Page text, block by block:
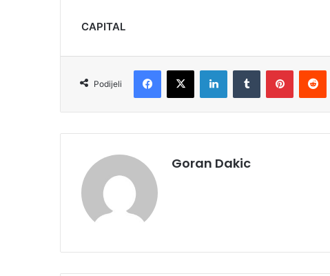
CAPITAL
Podijeli
Goran Dakic